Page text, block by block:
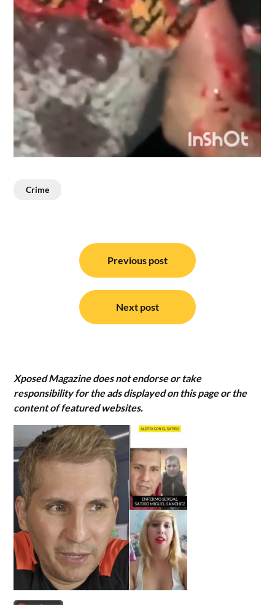
Crime
navigation
Previous post
Next post
Xposed Magazine does not endorse or take
responsibility for the ads displayed on this page or the
content of featured websites.